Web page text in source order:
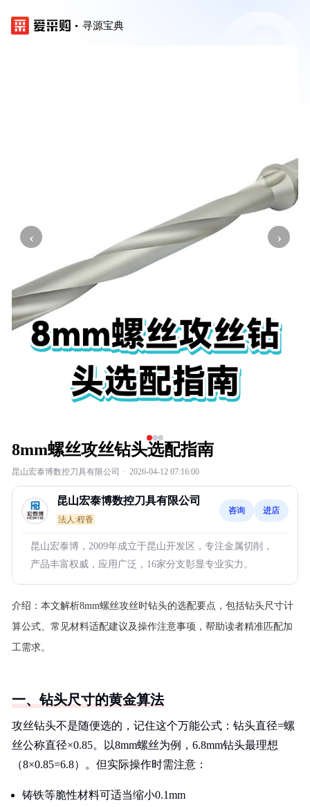
寻源宝典
‹ ›
8mm螺丝攻丝钻头选配指南
昆山宏泰博数控刀具有限公司 · 2026-04-12 07:16:00
昆山宏泰博数控刀具有限公司
法人:程香
咨询 进店
昆山宏泰博，2009年成立于昆山开发区，专注金属切削，
产品丰富权威，应用广泛，16家分支彰显专业实力。
介绍： 本文解析8mm螺丝攻丝时钻头的选配要点，包括钻头尺寸计
算公式、常见材料适配建议及操作注意事项，帮助读者精准匹配加
工需求。
一、钻头尺寸的黄金算法
攻丝钻头不是随便选的，记住这个万能公式：钻头直径=螺
丝公称直径×0.85。以8mm螺丝为例，6.8mm钻头最理想
（8×0.85=6.8）。但实际操作时需注意：
铸铁等脆性材料可适当缩小0.1mm